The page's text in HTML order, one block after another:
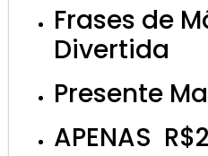
Frases de
Divertida
Presente
APENAS